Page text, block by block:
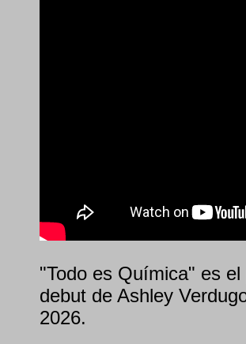
"Todo es Química" es
debut de Ashley
2026.